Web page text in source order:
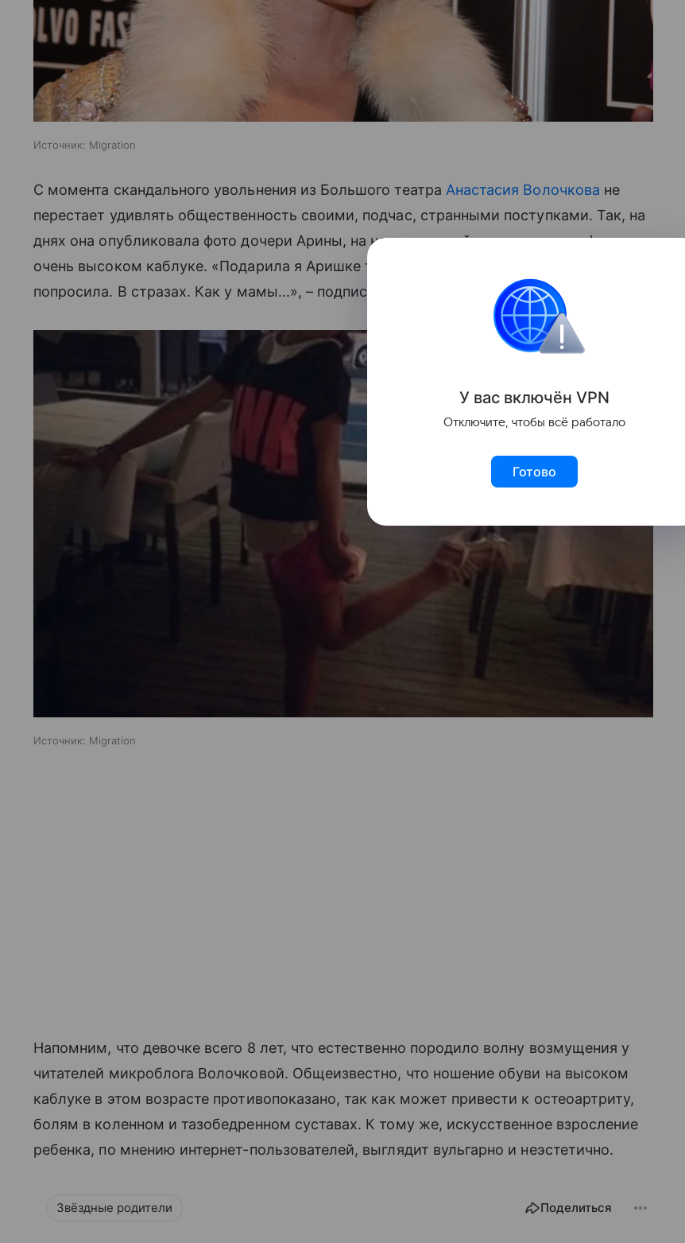
Источник: Migration
С момента скандального увольнения из Большого театра Анастасия Волочкова не
перестает удивлять общественность своими, подчас, странными поступками. Так, на
днях она опубликовала фото дочери Арины, на ногах которой красовались туфли на
очень высоком каблуке. «Подарила я Аришке туфельки на каблуках... Она ооочень
попросила. В стразах. Как у мамы...», – подписала снимок балерина.
Источник: Migration
Напомним, что девочке всего 8 лет, что естественно породило волну возмущения у
читателей микроблога Волочковой. Общеизвестно, что ношение обуви на высоком
каблуке в этом возрасте противопоказано, так как может привести к остеоартриту,
болям в коленном и тазобедренном суставах. К тому же, искусственное взросление
ребенка, по мнению интернет-пользователей, выглядит вульгарно и неэстетично.
Звёздные родители Поделиться
У вас включён VPN
Отключите, чтобы всё работало
Готово